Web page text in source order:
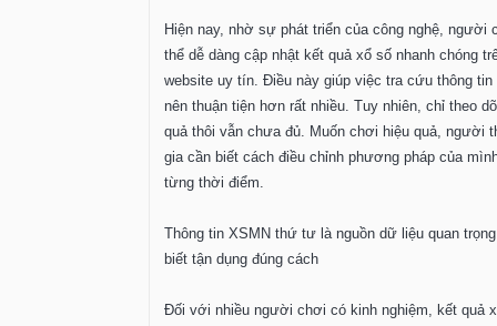
Hiện nay, nhờ sự phát triển của công nghệ, người
thể dễ dàng cập nhật kết quả xổ số nhanh chóng
website uy tín. Điều này giúp việc tra cứu thông
nên thuận tiện hơn rất nhiều. Tuy nhiên, chỉ theo
quả thôi vẫn chưa đủ. Muốn chơi hiệu quả, người
gia cần biết cách điều chỉnh phương pháp của
từng thời điểm.
Thông tin XSMN thứ tư là nguồn dữ liệu quan
biết tận dụng đúng cách
Đối với nhiều người chơi có kinh nghiệm, kết quả